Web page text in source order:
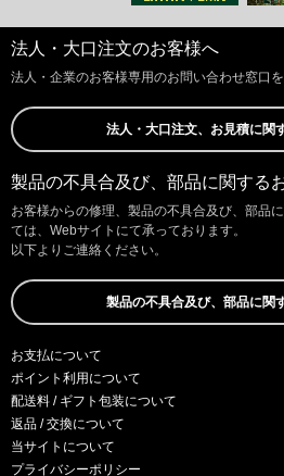
法人・大口注文のお客様へ
法人・企業のお客様専用のお問い合わせ窓口を
法人・大口注文、お見積に関
製品の不具合及び、部品に関する
お客様からの修理、製品の不具合及び、部品
ては、Webサイトにて承っております。
以下よりご連絡ください。
製品の不具合及び、部品に関
お支払について
ポイント利用について
配送料 / ギフト包装について
返品 / 交換について
当サイトについて
プライバシーポリシー